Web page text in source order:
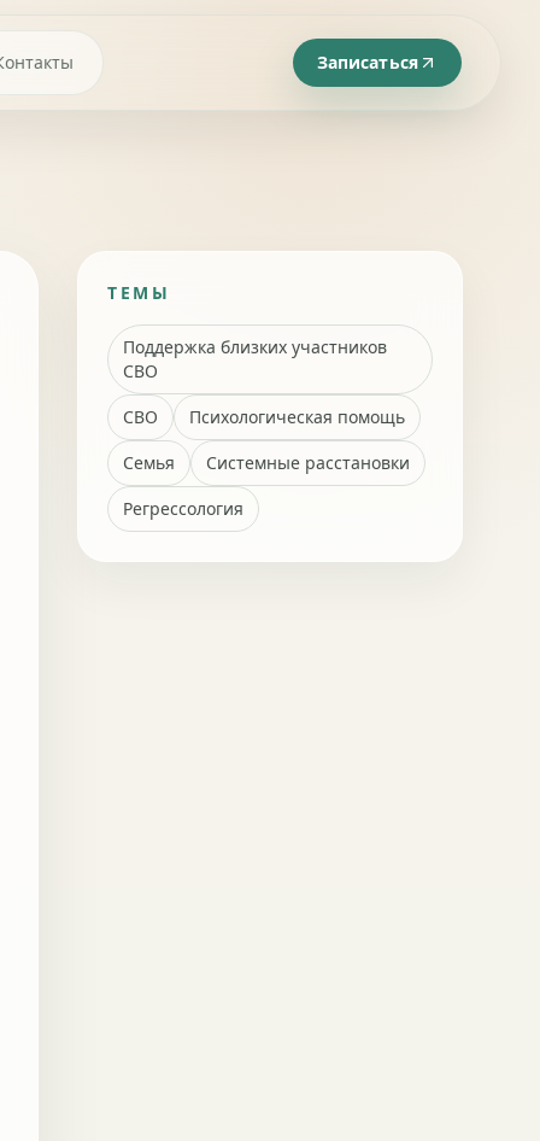
Записаться
ТЕМЫ
Поддержка близких участников
СВО
СВО
Психологическая помощь
Семья
Системные расстановки
Регрессология